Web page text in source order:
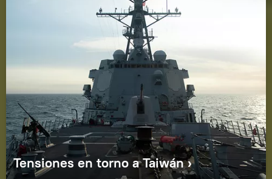
Tensiones en torno a Taiwán ›